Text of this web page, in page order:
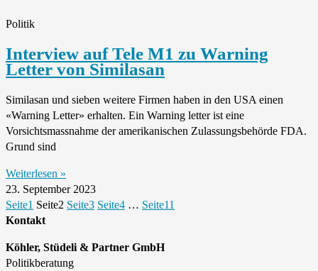
Politik
Interview auf Tele M1 zu Warning
Letter von Similasan
Similasan und sieben weitere Firmen haben in den USA einen
«Warning Letter» erhalten. Ein Warning letter ist eine
Vorsichtsmassnahme der amerikanischen Zulassungsbehörde FDA.
Grund sind
Weiterlesen »
23. September 2023
Seite1 Seite2 Seite3 Seite4 … Seite11
Kontakt
Köhler, Stüdeli & Partner GmbH
Politikberatung